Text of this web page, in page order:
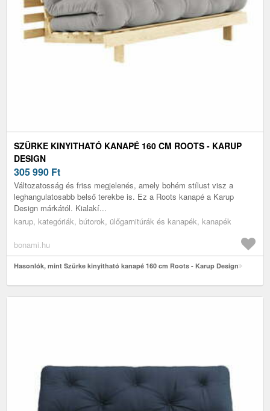
SZÜRKE KINYITHATÓ KANAPÉ 160 CM ROOTS - KARUP
DESIGN
305 990 Ft
Változatosság és friss megjelenés, amely bohém stílust visz a
leghangulatosabb belső terekbe is. Ez a Roots kanapé a Karup
Design márkától. Kialakí...
karup, kategóriák, bútorok, ülőgarnitúrák és kanapék, kanapék
bonami.hu
Hasonlók, mint Szürke kinyitható kanapé 160 cm Roots - Karup Design